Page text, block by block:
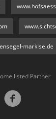
markise.de